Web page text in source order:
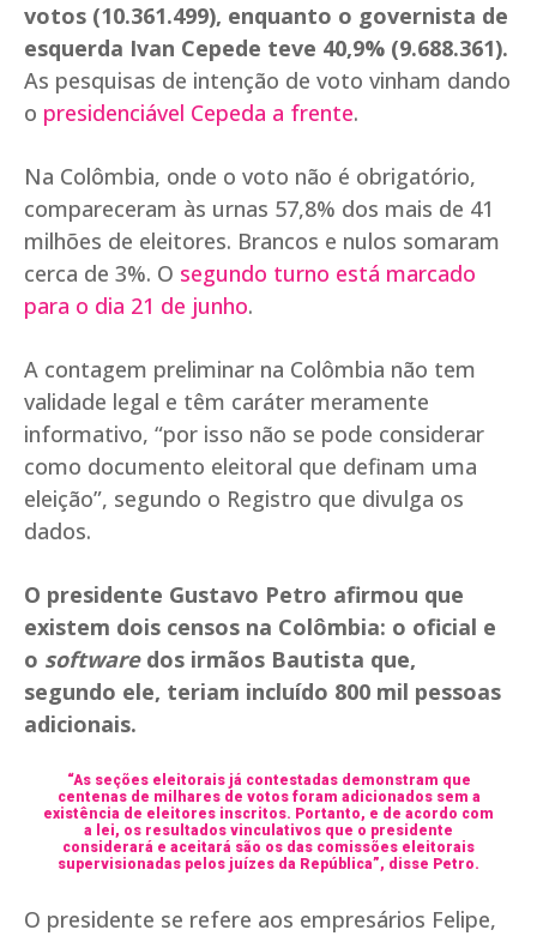
votos (10.361.499), enquanto o governista de
esquerda Ivan Cepede teve 40,9% (9.688.361).
As pesquisas de intenção de voto vinham dando
o presidenciável Cepeda a frente.
Na Colômbia, onde o voto não é obrigatório,
compareceram às urnas 57,8% dos mais de 41
milhões de eleitores. Brancos e nulos somaram
cerca de 3%. O segundo turno está marcado
para o dia 21 de junho.
A contagem preliminar na Colômbia não tem
validade legal e têm caráter meramente
informativo, “por isso não se pode considerar
como documento eleitoral que definam uma
eleição”, segundo o Registro que divulga os
dados.
O presidente Gustavo Petro afirmou que
existem dois censos na Colômbia: o oficial e
o softwaredos irmãos Bautista que,
segundo ele, teriam incluído 800 mil pessoas
adicionais.
“As seções eleitorais já contestadas demonstram que
centenas de milhares de votos foram adicionados sem a
existência de eleitores inscritos. Portanto, e de acordo com
a lei, os resultados vinculativos que o presidente
considerará e aceitará são os das comissões eleitorais
supervisionadas pelos juízes da República”, disse Petro.
O presidente se refere aos empresários Felipe,